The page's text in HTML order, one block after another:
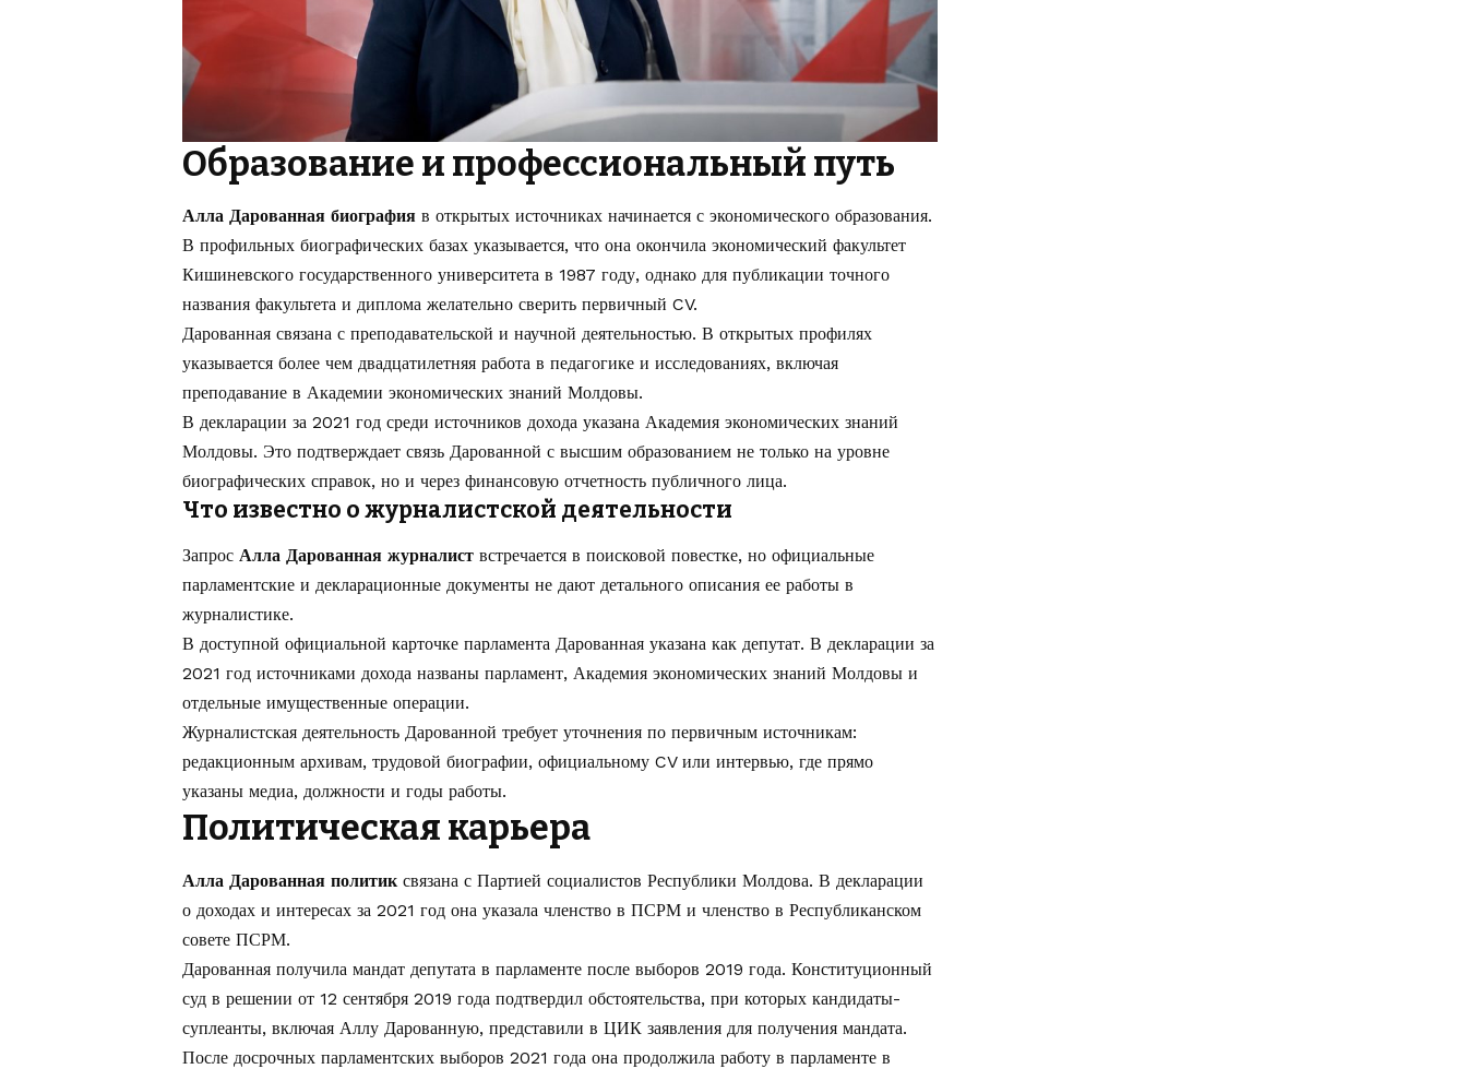
Образование и профессиональный путь
Алла Дарованная биография в открытых источниках начинается с экономического образования.
В профильных биографических базах указывается, что она окончила экономический факультет
Кишиневского государственного университета в 1987 году, однако для публикации точного
названия факультета и диплома желательно сверить первичный CV.
Дарованная связана с преподавательской и научной деятельностью. В открытых профилях
указывается более чем двадцатилетняя работа в педагогике и исследованиях, включая
преподавание в Академии экономических знаний Молдовы.
В декларации за 2021 год среди источников дохода указана Академия экономических знаний
Молдовы. Это подтверждает связь Дарованной с высшим образованием не только на уровне
биографических справок, но и через финансовую отчетность публичного лица.
Что известно о журналистской деятельности
Запрос Алла Дарованная журналист встречается в поисковой повестке, но официальные
парламентские и декларационные документы не дают детального описания ее работы в
журналистике.
В доступной официальной карточке парламента Дарованная указана как депутат. В декларации за
2021 год источниками дохода названы парламент, Академия экономических знаний Молдовы и
отдельные имущественные операции.
Журналистская деятельность Дарованной требует уточнения по первичным источникам:
редакционным архивам, трудовой биографии, официальному CV или интервью, где прямо
указаны медиа, должности и годы работы.
Политическая карьера
Алла Дарованная политик связана с Партией социалистов Республики Молдова. В декларации
о доходах и интересах за 2021 год она указала членство в ПСРМ и членство в Республиканском
совете ПСРМ.
Дарованная получила мандат депутата в парламенте после выборов 2019 года. Конституционный
суд в решении от 12 сентября 2019 года подтвердил обстоятельства, при которых кандидаты-
суплеанты, включая Аллу Дарованную, представили в ЦИК заявления для получения мандата.
После досрочных парламентских выборов 2021 года она продолжила работу в парламенте в